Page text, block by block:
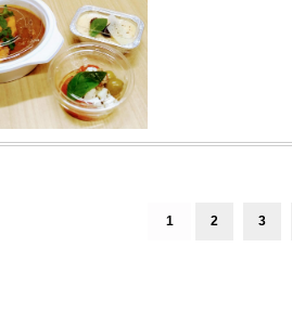
1 2 3